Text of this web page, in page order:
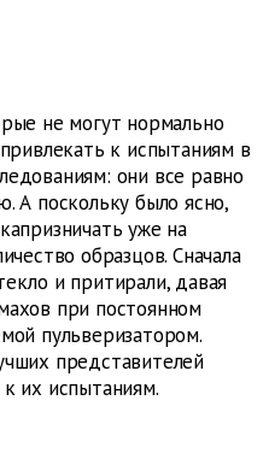
не могут нормально
к испытаниям в
они все равно
А поскольку было ясно,
уже на
образцов. Сначала
и притирали, давая
при постоянном
пульверизатором.
представителей
их испытаниям.